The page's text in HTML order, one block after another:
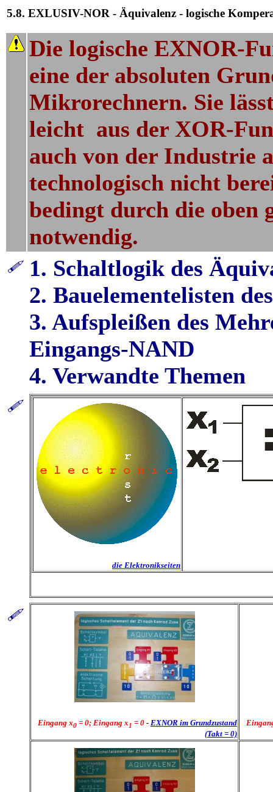
5.8. EXLUSIV-NOR - Äquivalenz - logische
Die logische EXNOR-
eine der absoluten
Mikrorechnern. Sie
leicht aus der XOR-
auch von der Industrie
technologisch nicht
bedingt durch die oben
notwendig.
1. Schaltlogik des
2. Bauelementelisten
3. Aufspleißen des
Eingangs-NAND
4. Verwandte Themen
die Elektronikseiten
Eingang x0 = 0; Eingang x1 = 0 - EXNOR im Grundzustand
(Takt = 0)